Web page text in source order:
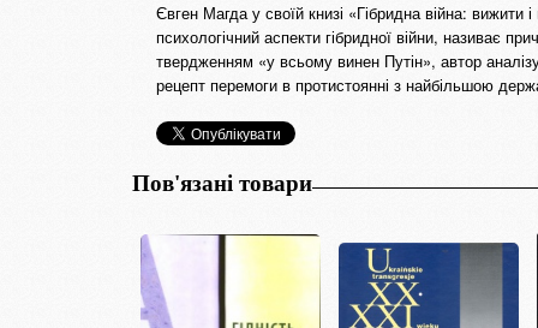
Євген Магда у своїй книзі «Гібридна війна: вижити
психологічний аспекти гібридної війни, називає
твердженням «у всьому винен Путін», автор
рецепт перемоги в протистоянні з найбільшою
Пов'язані товари